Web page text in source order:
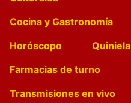
Cocina y Gastronomía
Horóscopo
Quiniela
Farmacias de turno
Transmisiones en vivo